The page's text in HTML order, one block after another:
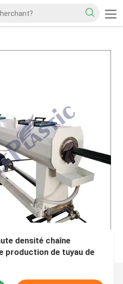
densité chaîne
production de tuyau de